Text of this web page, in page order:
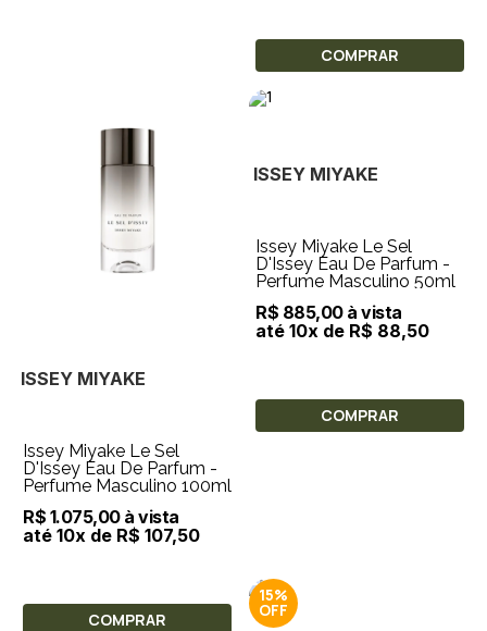
COMPRAR
ISSEY MIYAKE
Issey Miyake Le Sel
D'Issey Eau De Parfum -
Perfume Masculino 100ml
R$ 1.075,00 à vista
até 10x de R$ 107,50
COMPRAR
ISSEY MIYAKE
Issey Miyake Le Sel
D'Issey Eau De Parfum -
Perfume Masculino 50ml
R$ 885,00 à vista
até 10x de R$ 88,50
COMPRAR
15%